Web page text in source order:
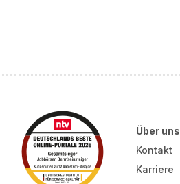
Über uns
Kontakt
Karriere